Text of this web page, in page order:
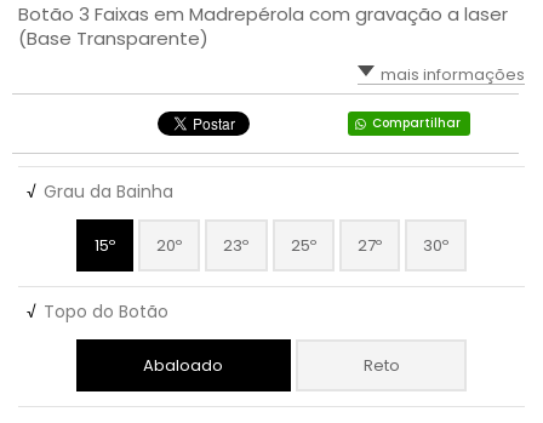
Botão 3 Faixas em Madrepérola com gravação a laser
(Base Transparente)
mais informações
Compartilhar
√ Grau da Bainha
15º 20º 23º 25º 27º 30º
√ Topo do Botão
Abaloado Reto